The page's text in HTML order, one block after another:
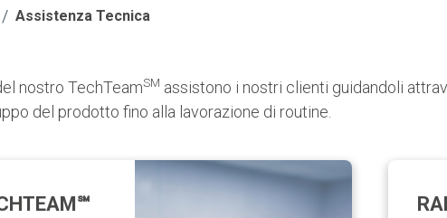
/ Assistenza Tecnica
nostro TechTeamSM assistono i nostri clienti guidandoli
del prodotto fino alla lavorazione di routine.